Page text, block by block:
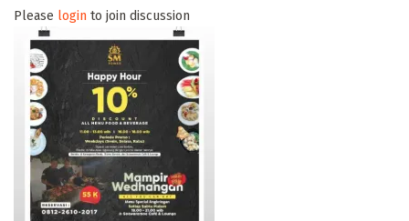
Please login to join discussion